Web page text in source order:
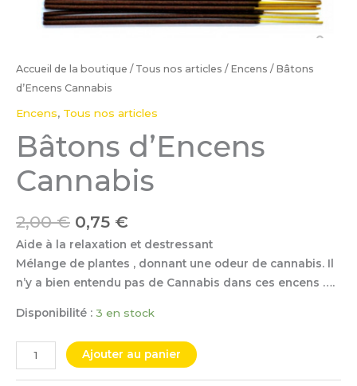
Accueil de la boutique / Tous nos articles / Encens / Bâtons
d’Encens Cannabis
Encens, Tous nos articles
Bâtons d’Encens
Cannabis
2,00€ 0,75 €
Aide à la relaxation et destressant
Mélange de plantes , donnant une odeur de cannabis. Il
n’y a bien entendu pas de Cannabis dans ces encens ….
Disponibilité : 3 en stock
Ajouter au panier